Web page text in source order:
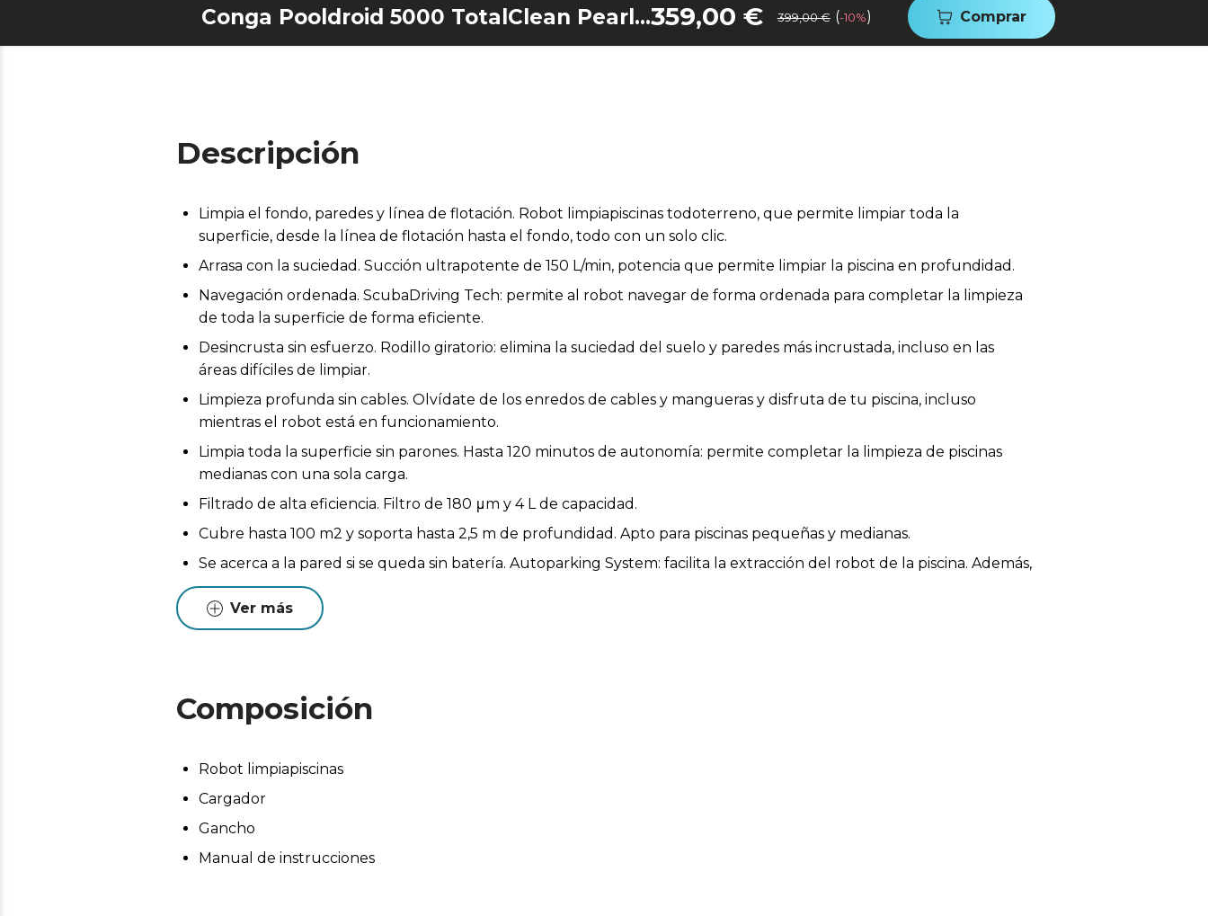
Conga Pooldroid 5000 TotalClean Pearl Ultra359,00 € 399,00 € (-10%) Comprar
Descripción
Limpia el fondo, paredes y línea de flotación. Robot limpiapiscinas todoterreno, que permite limpiar toda la
superficie, desde la línea de flotación hasta el fondo, todo con un solo clic.
Arrasa con la suciedad. Succión ultrapotente de 150 L/min, potencia que permite limpiar la piscina en profundidad.
Navegación ordenada. ScubaDriving Tech: permite al robot navegar de forma ordenada para completar la limpieza
de toda la superficie de forma eficiente.
Desincrusta sin esfuerzo. Rodillo giratorio: elimina la suciedad del suelo y paredes más incrustada, incluso en las
áreas difíciles de limpiar.
Limpieza profunda sin cables. Olvídate de los enredos de cables y mangueras y disfruta de tu piscina, incluso
mientras el robot está en funcionamiento.
Limpia toda la superficie sin parones. Hasta 120 minutos de autonomía: permite completar la limpieza de piscinas
medianas con una sola carga.
Filtrado de alta eficiencia. Filtro de 180 μm y 4 L de capacidad.
Cubre hasta 100 m2 y soporta hasta 2,5 m de profundidad. Apto para piscinas pequeñas y medianas.
Se acerca a la pared si se queda sin batería. Autoparking System: facilita la extracción del robot de la piscina. Además,
incluye un gancho para una mayor comodidad.
Apto para piscinas de cloro, de agua salada y para todo tipo de suelos. All Surface: limpia todo tipo de piscinas de
Ver más
Composición
Robot limpiapiscinas
Cargador
Gancho
Manual de instrucciones